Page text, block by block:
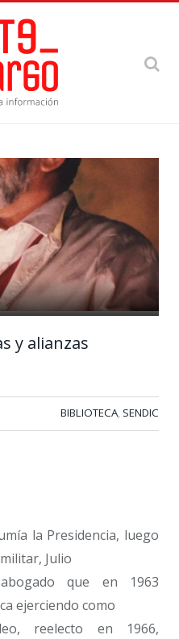
y alianzas
BIBLIOTECA, SENDIC
la Presidencia, luego
Julio
que en 1963
ejerciendo como
reelecto en 1966,